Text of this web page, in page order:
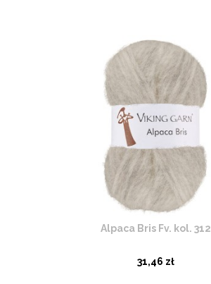
Alpaca Bris Fv. kol. 312
31,46 zł